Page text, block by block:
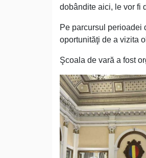
dobândite aici, le vor fi
Pe parcursul perioadei
oportunităţi de a vizita
Şcoala de vară a fost